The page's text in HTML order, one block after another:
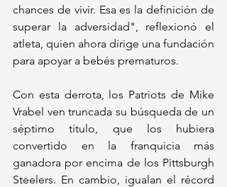
chances de vivir. Esa es la definición de
superar la adversidad", reflexionó el
atleta, quien ahora dirige una fundación
para apoyar a bebés prematuros.
Con esta derrota, los Patriots de Mike
Vrabel ven truncada su búsqueda de un
séptimo título, que los hubiera
convertido en la franquicia más
ganadora por encima de los Pittsburgh
Steelers. En cambio, igualan el récord